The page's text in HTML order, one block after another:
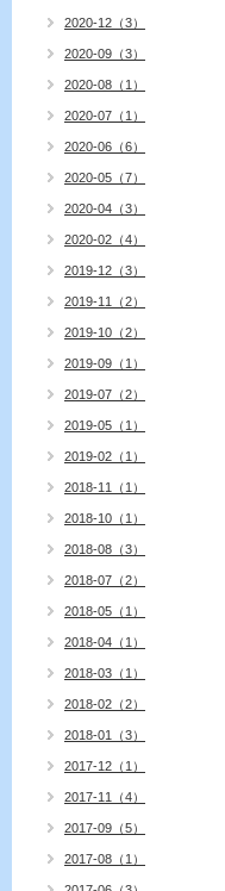
2020-12（3）
2020-09（3）
2020-08（1）
2020-07（1）
2020-06（6）
2020-05（7）
2020-04（3）
2020-02（4）
2019-12（3）
2019-11（2）
2019-10（2）
2019-09（1）
2019-07（2）
2019-05（1）
2019-02（1）
2018-11（1）
2018-10（1）
2018-08（3）
2018-07（2）
2018-05（1）
2018-04（1）
2018-03（1）
2018-02（2）
2018-01（3）
2017-12（1）
2017-11（4）
2017-09（5）
2017-08（1）